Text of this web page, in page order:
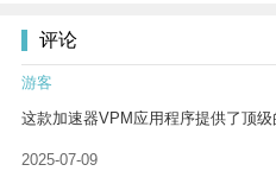
评论
游客
这款加速器VPM应用程序提供了顶级
2025-07-09